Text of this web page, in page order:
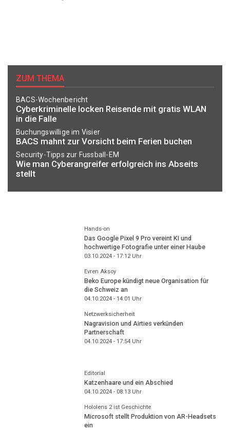
ZUM THEMA
BACS-Wochenbericht
Cyberkriminelle locken Reisende mit gratis WLAN
in die Falle
Buchungswillige im Visier
BACS mahnt zur Vorsicht beim Ferien buchen
Security-Tipps zur Fussball-EM
Wie man Cyberangreifer erfolgreich ins Abseits
stellt
Hands-on
Das Google Pixel 9 Pro vereint KI und
hochwertige Fotografie unter einer Haube
03.10.2024 - 17:12Uhr
Evren Aksoy
Beko Europe kündigt neue Organisation für
die Schweiz an
04.10.2024 - 14:01 Uhr
Netzwerksicherheit
Nagravision und Airties verkünden
Partnerschaft
04.10.2024 - 17:54Uhr
Editorial
Katzenhaare und ein Abschied
04.10.2024 - 08:13Uhr
Hololens 2 ist Geschichte
Microsoft stellt Produktion von AR-Headsets
ein